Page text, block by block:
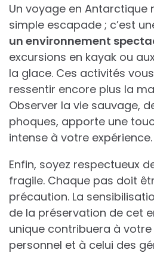
Un voyage en Antarctique
simple escapade ; c’est
un environnement
excursions en kayak ou
la glace. Ces activités
ressentir encore plus la
Observer la vie sauvage,
phoques, apporte une
intense à votre expérience.
Enfin, soyez respectueux
fragile. Chaque pas doit
précaution. La
de la préservation de cet
unique contribuera à
personnel et à celui des